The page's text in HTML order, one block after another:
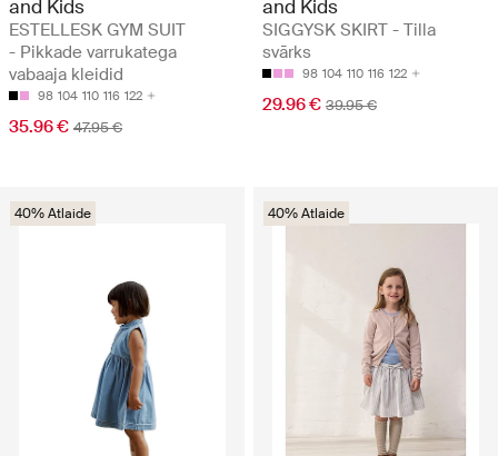
and Kids
ESTELLESK GYM SUIT
- Pikkade varrukatega
vabaaja kleidid
98 104 110 116 122
35.96 € 47.95 €
and Kids
SIGGYSK SKIRT - Tilla
svārks
98 104 110 116 122
29.96 € 39.95 €
40% Atlaide 40% Atlaide